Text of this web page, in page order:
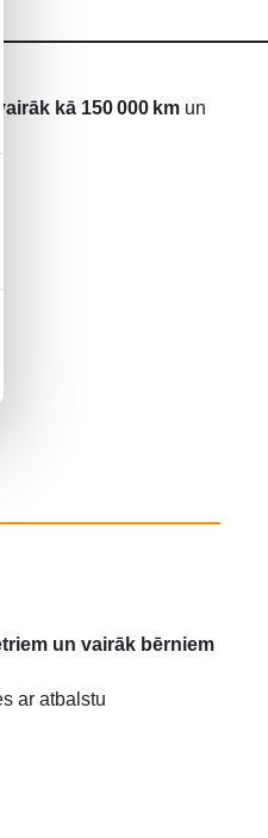
kā 150 000 km un
un vairāk bērniem
ar atbalstu